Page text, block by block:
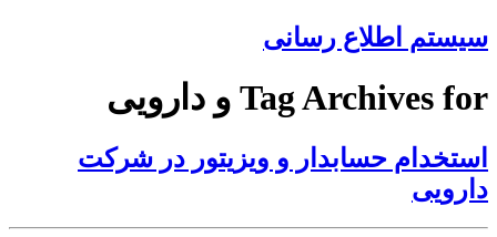
سیستم اطلاع رسانی
Tag Archives for و دارویی
استخدام حسابدار و ویزیتور در شرکت
دارویی